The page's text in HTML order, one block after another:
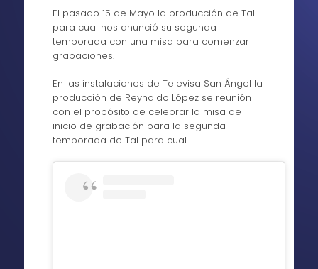
El pasado 15 de Mayo la producción de Tal
para cual nos anunció su segunda
temporada con una misa para comenzar
grabaciones.
En las instalaciones de Televisa San Ángel la
producción de Reynaldo López se reunión
con el propósito de celebrar la misa de
inicio de grabación para la segunda
temporada de Tal para cual.